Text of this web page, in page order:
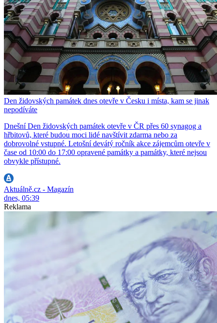
Den židovských památek dnes otevře v Česku i místa, kam se jinak
nepodíváte
Dnešní Den židovských památek otevře v ČR přes 60 synagog a
hřbitovů, které budou moci lidé navštívit zdarma nebo za
dobrovolné vstupné. Letošní devátý ročník akce zájemcům otevře v
čase od 10:00 do 17:00 opravené památky a památky, které nejsou
obvykle přístupné.
Aktuálně.cz - Magazín
dnes, 05:39
Reklama